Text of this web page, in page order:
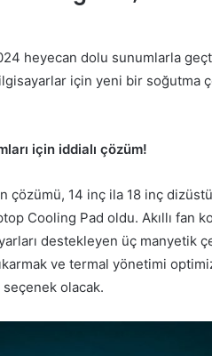
heyecan dolu sunumlarla
için yeni bir soğutma
için iddialı çözüm!
çözümü, 14 inç ila 18 inç
Cooling Pad oldu. Akıllı fan
destekleyen üç manyetik
ve termal yönetimi
seçenek olacak.